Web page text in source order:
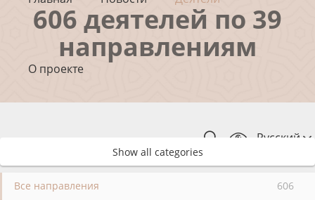
О проекте
Русский
606 деятелей по 39
направлениям
Show all categories
Все направления 606